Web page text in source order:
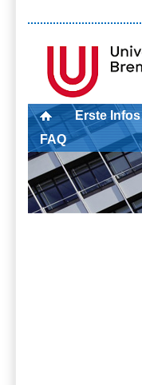
Erste Infos
FAQ